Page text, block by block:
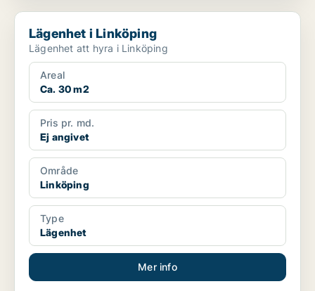
Lägenhet i Linköping
Lägenhet i Linköping
Lägenhet att hyra i Linköping
Areal
Ca. 30 m2
Pris pr. md.
Ej angivet
Område
Linköping
Type
Lägenhet
Mer info